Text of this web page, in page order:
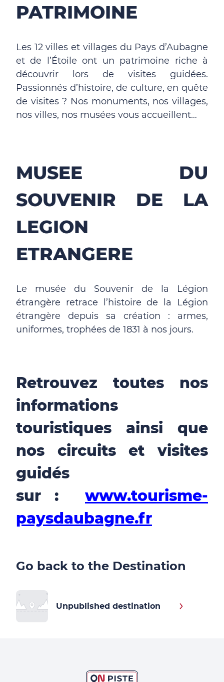
PATRIMOINE
Les 12 villes et villages du Pays d’Aubagne
et de l’Étoile ont un patrimoine riche à
découvrir lors de visites guidées.
Passionnés d’histoire, de culture, en quête
de visites ? Nos monuments, nos villages,
nos villes, nos musées vous accueillent…
MUSEE DU
SOUVENIR DE LA
LEGION
ETRANGERE
Le musée du Souvenir de la Légion
étrangère retrace l’histoire de la Légion
étrangère depuis sa création : armes,
uniformes, trophées de 1831 à nos jours.
Retrouvez toutes nos
informations
touristiques ainsi que
nos circuits et visites
guidés
sur : www.tourisme-
paysdaubagne.fr
Go back to the Destination
Unpublished destination